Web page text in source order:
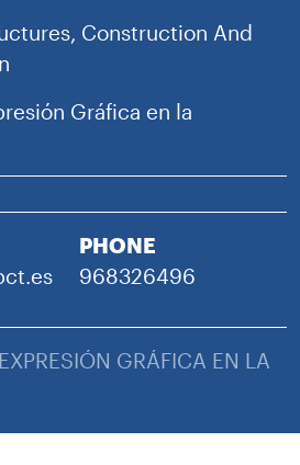
Construction And
Gráfica en la
PHONE
968326496
GRÁFICA EN LA